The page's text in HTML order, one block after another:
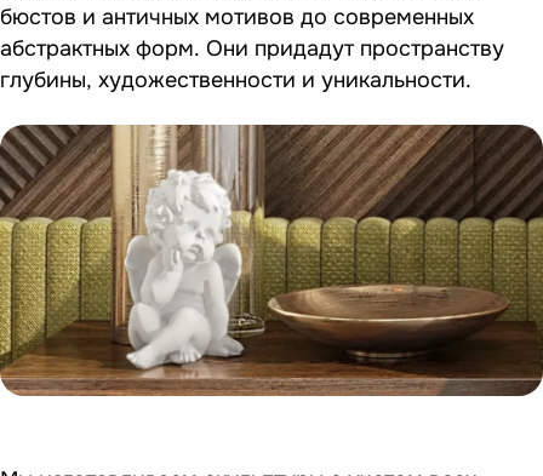
бюстов и античных мотивов до современных
абстрактных форм. Они придадут пространству
глубины, художественности и уникальности.